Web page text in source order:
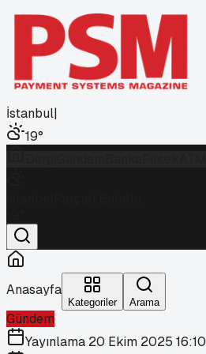
İstanbul|
19°
Anasayfa
Kategoriler Arama
Gündem
Yayınlama 20 Ekim 2025 16:10